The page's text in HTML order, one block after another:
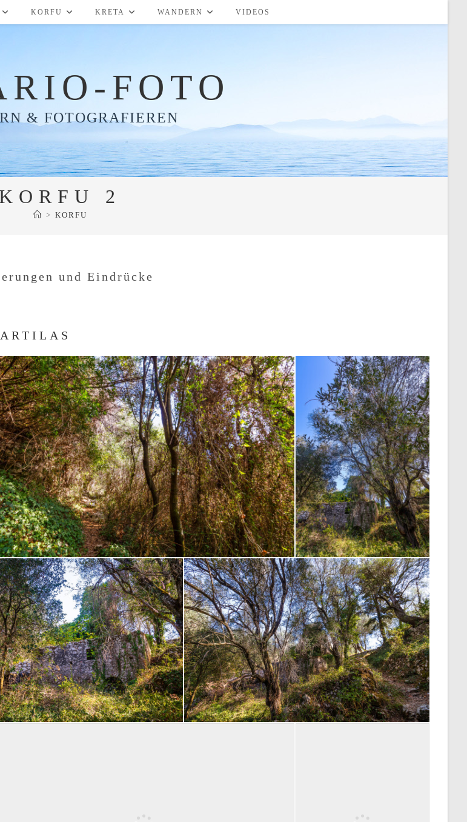
KORFU KRETA WANDERN VIDEOS
FOTO
& FOTOGRAFIEREN
KORFU 2
> KORFU
und Eindrücke